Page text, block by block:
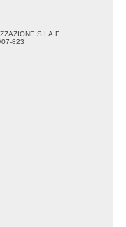
S.I.A.E.
07-823